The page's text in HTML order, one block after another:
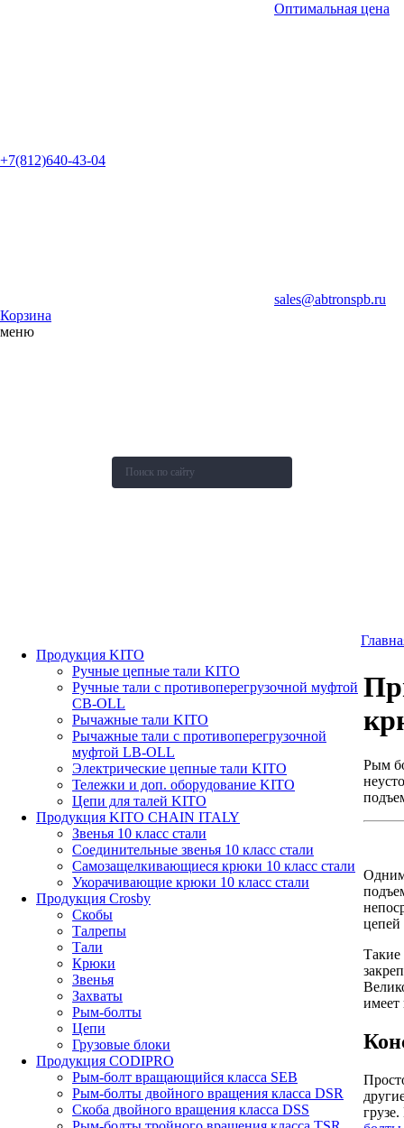
Оптимальная цена
+7(812)640-43-04
sales@abtronspb.ru
Корзина
меню
Продукция KITO
Ручные цепные тали KITO
Ручные тали с противоперегрузочной муфтой
СВ-OLL
Рычажные тали KITO
Рычажные тали с противоперегрузочной
муфтой LB-OLL
Электрические цепные тали KITO
Тележки и доп. оборудование KITO
Цепи для талей KITO
Продукция KITO CHAIN ITALY
Звенья 10 класс стали
Соединительные звенья 10 класс стали
Самозащелкивающиеся крюки 10 класс стали
Укорачивающие крюки 10 класс стали
Продукция Crosby
Скобы
Талрепы
Тали
Крюки
Звенья
Захваты
Рым-болты
Цепи
Грузовые блоки
Продукция CODIPRO
Рым-болт вращающийся класса SEB
Рым-болты двойного вращения класса DSR
Скоба двойного вращения класса DSS
Рым
Одним
цепей
Такие
имеет